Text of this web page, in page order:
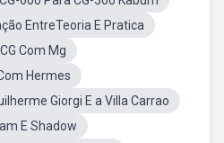
EntreTeoria E Pratica
Com Mg
Hermes
Giorgi E a Villa Carrao
E Shadow